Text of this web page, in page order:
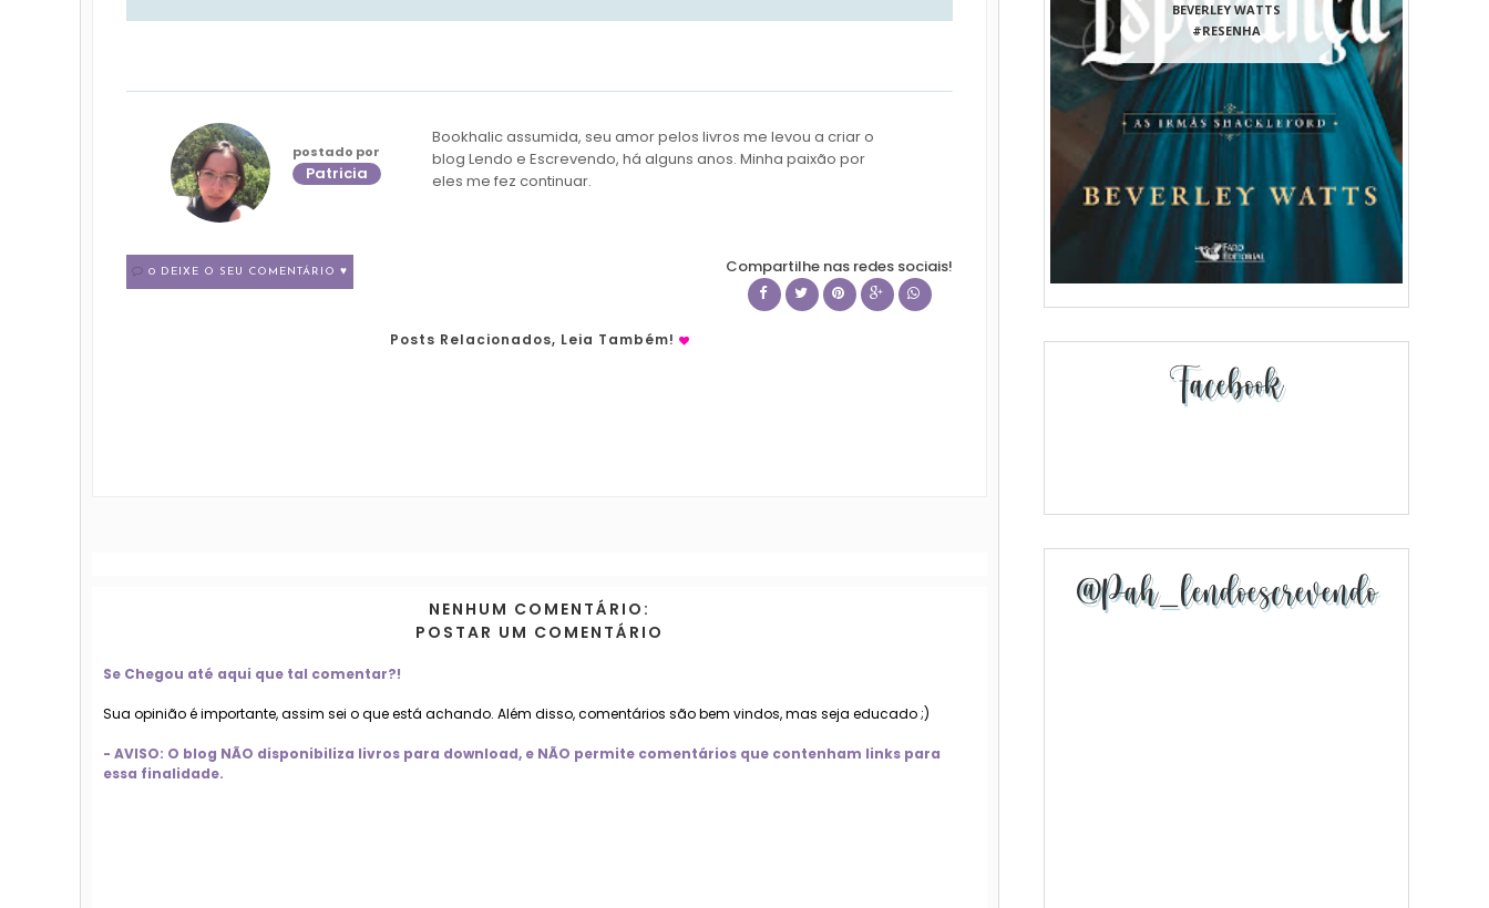
postado por
Patricia
Bookhalic assumida, seu amor pelos livros me levou a criar o
blog Lendo e Escrevendo, há alguns anos. Minha paixão por
eles me fez continuar.
0 DEIXE O SEU COMENTÁRIO ♥ Compartilhe nas redes sociais!
Posts Relacionados, Leia Também!
NENHUM COMENTÁRIO:
POSTAR UM COMENTÁRIO
Se Chegou até aqui que tal comentar?!
Sua opinião é importante, assim sei o que está achando. Além disso, comentários são bem vindos, mas seja educado ;)
- AVISO: O blog NÃO disponibiliza livros para download, e NÃO permite comentários que contenham links para
essa finalidade.
BEVERLEY WATTS
#RESENHA
Facebook
@pah_lendoescrevendo